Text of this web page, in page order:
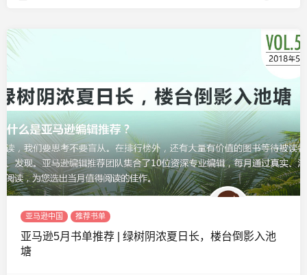
亚马逊中国 推荐书单
亚马逊5月书单推荐 | 绿树阴浓夏日长，楼台倒影入池
塘